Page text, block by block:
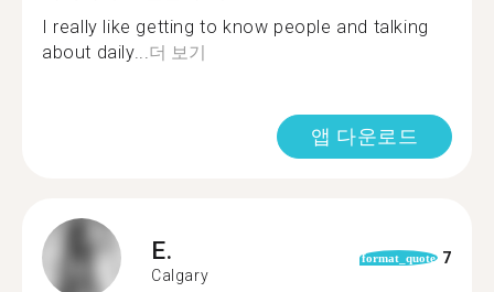
I really like getting to know people and talking
about daily...더 보기
앱 다운로드
E.
Calgary
format_quote 7